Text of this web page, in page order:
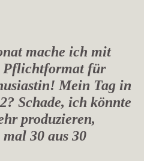
mache ich mit
Pflichtformat für
Mein Tag in
Schade, ich könnte
produzieren,
30 aus 30